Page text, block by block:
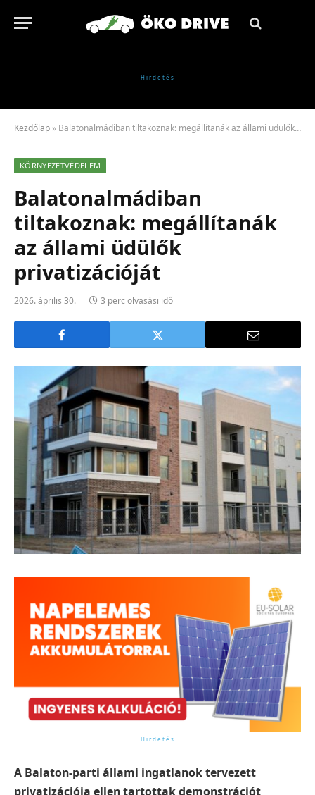
Kezdőlap » Balatonalmádiban tiltakoznak: megállítanák az állami üdülők privatizációját
KÖRNYEZETVÉDELEM
Balatonalmádiban
tiltakoznak: megállítanák
az állami üdülők
privatizációját
2026. április 30. 3 perc olvasási idő
A Balaton-parti állami ingatlanok tervezett
privatizációja ellen tartottak demonstrációt